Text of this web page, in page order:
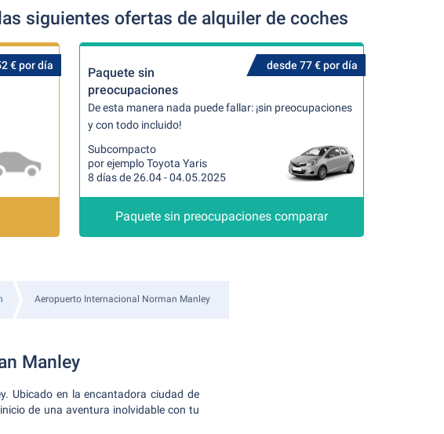
siguientes ofertas de alquiler de coches
€ por día desde 77 € por día
Paquete sin
preocupaciones
De esta manera nada puede fallar: ¡sin preocupaciones
y con todo incluido!
Subcompacto
por ejemplo Toyota Yaris
8 días de 26.04 - 04.05.2025
Paquete sin preocupaciones comparar
Aeropuerto Internacional Norman Manley
Manley
Ubicado en la encantadora ciudad de
de una aventura inolvidable con tu